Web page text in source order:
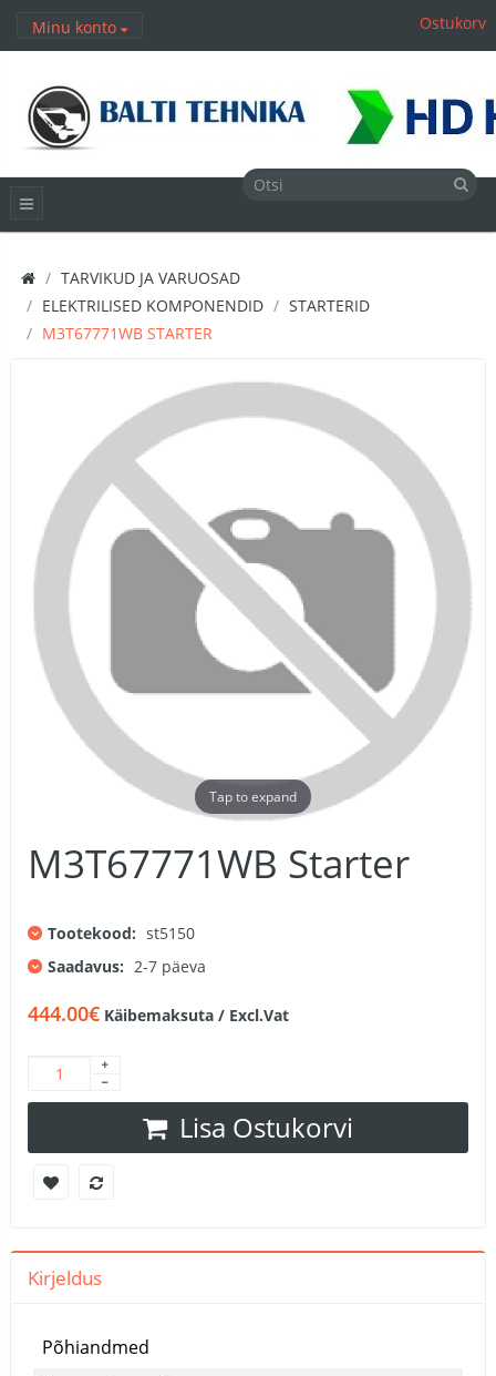
Minu konto Ostukorv
TARVIKUD JA VARUOSAD
ELEKTRILISED KOMPONENDID
STARTERID
M3T67771WB STARTER
Tap to expand
M3T67771WB Starter
Tootekood: st5150
Saadavus: 2-7 päeva
444.00€ Käibemaksuta / Excl.Vat
Lisa Ostukorvi
Kirjeldus
Põhiandmed